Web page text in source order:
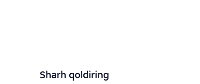
Sharh qoldiring